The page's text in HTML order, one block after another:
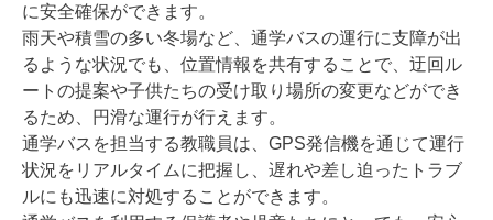
に安全確保ができます。
雨天や積雪の多い冬場など、通学バスの運行に支障が出
るような状況でも、位置情報を共有することで、迂回ル
ートの提案や子供たちの受け取り場所の変更などができ
るため、円滑な運行が行えます。
通学バスを担当する教職員は、GPS発信機を通じて運行
状況をリアルタイムに把握し、遅れや差し迫ったトラブ
ルにも迅速に対処することができます。